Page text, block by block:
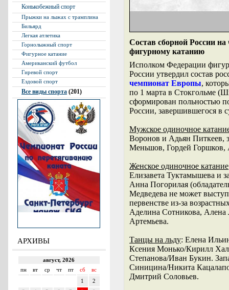
Конькобежный спорт
Прыжки на лыжах с трамплина
Бильярд
Легкая атлетика
Горнолыжный спорт
Фигурное катание
Американский футбол
Гиревой спорт
Ездовой спорт
Все виды спорта (201)
АРХИВЫ
Состав сборной России
фигурному катанию
Исполком Федерации
России утвердил состав
чемпионат Европы,
по 1 марта в Стокгольме
сформирован польностью
России, завершившегося в
Мужское одиночное
Воронов и Адьян Питкеев,
Меньшов, Гордей Горшков,
Женское одиночное катание
Елизавета Туктамышева и
Анна Погорилая
Медведева не может
первенстве из-за
Аделина Сотникова,
Артемьева.
Танцы на льду: Елена
Ксения Монько/Кирилл
Степанова/Иван Букин.
Синицина/Никита
Дмитрий Соловьев.